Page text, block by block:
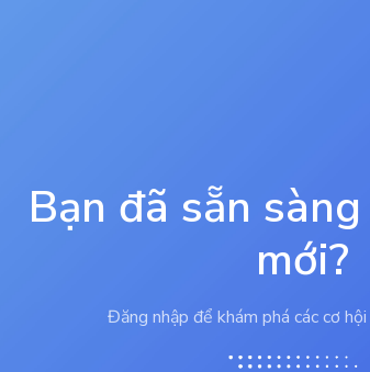
Bạn đã sẵn
mới?
Đăng nhập để khám phá các cơ